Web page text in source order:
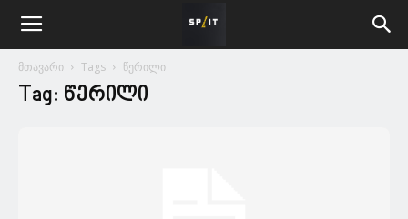
მთავარი Tags წერილი
Tag: წერილი